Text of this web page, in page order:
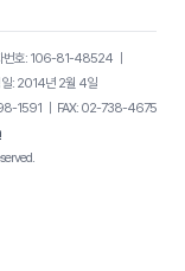
번호: 106-81-48524｜
일: 2014년 2월 4일
1591
FAX: 02-738-4675